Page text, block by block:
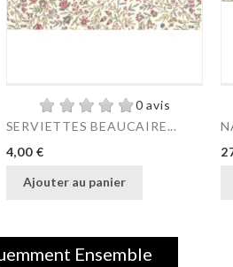
0 avis
SERVIETTES BEAUCAIRE...
Prix
4,00 €
Ajouter au panier
Ensemble